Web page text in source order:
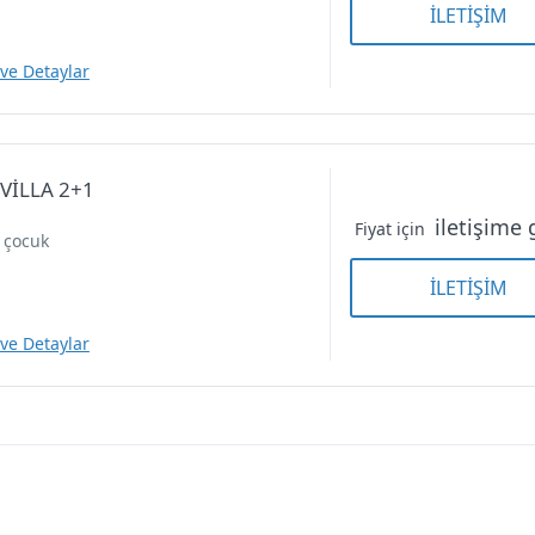
Detaylar
Suit Oda — 1+1 SUİT ODA Suit Oda — 1+1 SUİT
İLETİŞİM
2+1
Detaylar
Fiyat için iletişime
İLETİŞİM